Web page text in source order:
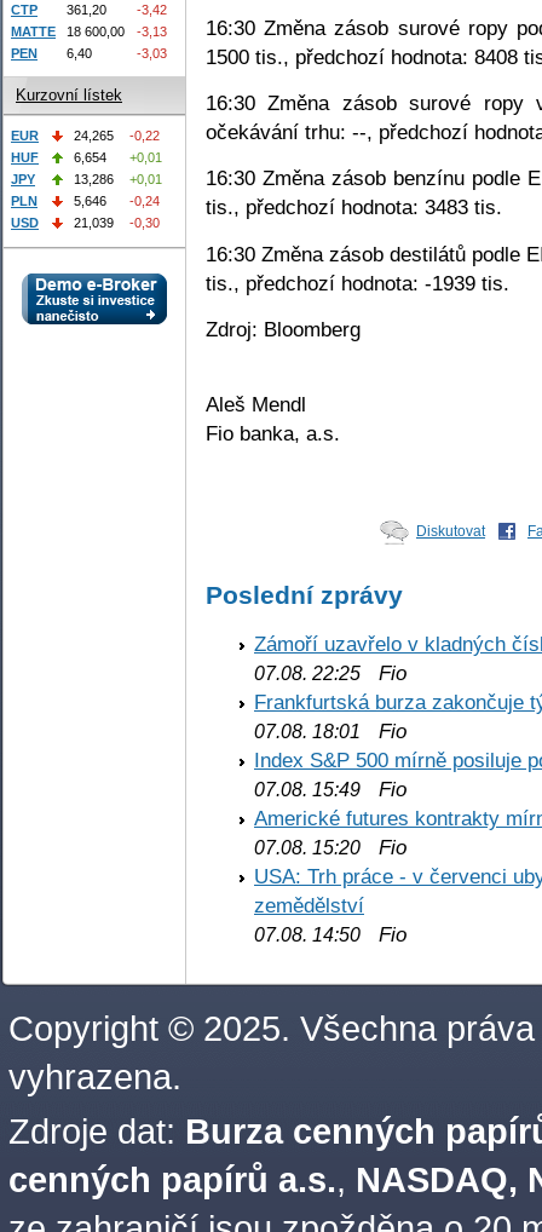
16:30 Změna zásob surové ropy
1500 tis., předchozí hodnota: 8408
16:30 Změna zásob surové ropy
očekávání trhu: --, předchozí
16:30 Změna zásob benzínu podle
tis., předchozí hodnota: 3483 tis.
16:30 Změna zásob destilátů podle
tis., předchozí hodnota: -1939 tis.
Zdroj: Bloomberg
Aleš Mendl
Fio banka, a.s.
Diskutovat
Poslední zprávy
Zámoří uzavřelo v kladných
07.08. 22:25 Fio
Frankfurtská burza zakončuje
07.08. 18:01
Fio
Index S&P 500 mírně posiluje
07.08. 15:49 Fio
Americké futures kontrakty
07.08. 15:20 Fio
USA: Trh práce - v červenci
zemědělství
07.08. 14:50 Fio
CTP
361,20
-3,42
MATTE
18 600,00
-3,13
PEN
6,40 -3,03
Kurzovní lístek
EUR 24,265
-0,22
HUF
6,654
+0,01
JPY
13,286
+0,01
PLN
5,646
-0,24
USD
21,039 -0,30
Copyright © 2025. Všechna práva
vyhrazena.
Zdroje dat: Burza cenných
cenných papírů a.s., NASDAQ,